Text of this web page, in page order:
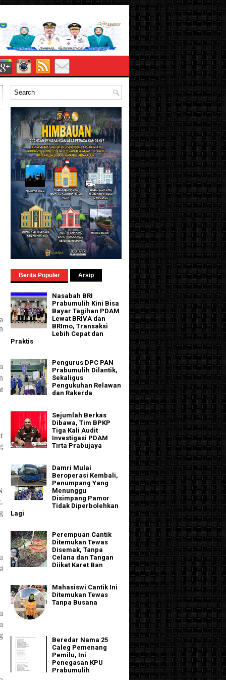
Berita Populer Arsip
Nasabah BRI
Prabumulih Kini Bisa
Bayar Tagihan PDAM
Lewat BRIVA dan
BRImo, Transaksi
Lebih Cepat dan
Praktis
Pengurus DPC PAN
Prabumulih Dilantik,
Sekaligus
Pengukuhan Relawan
dan Rakerda
Sejumlah Berkas
Dibawa, Tim BPKP
Tiga Kali Audit
Investigasi PDAM
Tirta Prabujaya
Damri Mulai
Beroperasi Kembali,
Penumpang Yang
Menunggu
Disimpang Pamor
Tidak Diperbolehkan
Lagi
Perempuan Cantik
Ditemukan Tewas
Disemak, Tanpa
Celana dan Tangan
Diikat Karet Ban
Mahasiswi Cantik Ini
Ditemukan Tewas
Tanpa Busana
Beredar Nama 25
Caleg Pemenang
Pemilu, Ini
Penegasan KPU
Prabumulih